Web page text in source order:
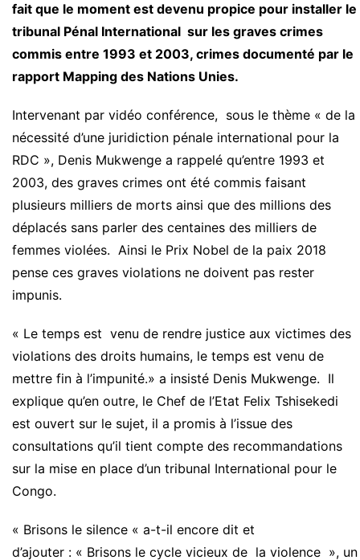
fait que le moment est devenu propice pour installer le
tribunal Pénal International sur les graves crimes
commis entre 1993 et 2003, crimes documenté par le
rapport Mapping des Nations Unies.
Intervenant par vidéo conférence, sous le thème « de la
nécessité d’une juridiction pénale international pour la
RDC », Denis Mukwenge a rappelé qu’entre 1993 et
2003, des graves crimes ont été commis faisant
plusieurs milliers de morts ainsi que des millions des
déplacés sans parler des centaines des milliers de
femmes violées. Ainsi le Prix Nobel de la paix 2018
pense ces graves violations ne doivent pas rester
impunis.
« Le temps est venu de rendre justice aux victimes des
violations des droits humains, le temps est venu de
mettre fin à l’impunité.» a insisté Denis Mukwenge. Il
explique qu’en outre, le Chef de l’Etat Felix Tshisekedi
est ouvert sur le sujet, il a promis à l’issue des
consultations qu’il tient compte des recommandations
sur la mise en place d’un tribunal International pour le
Congo.
« Brisons le silence « a-t-il encore dit et
d’ajouter : « Brisons le cycle vicieux de la violence », un